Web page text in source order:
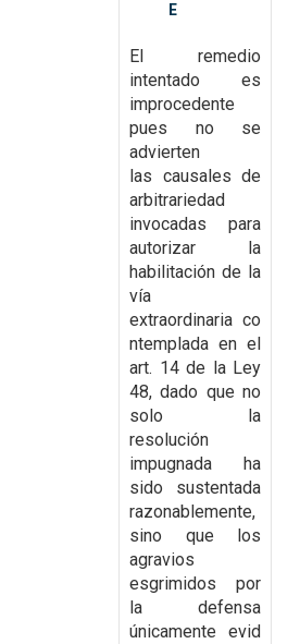
E
El remedio
intentado es
improcedente
pues no se
advierten
las causales de
arbitrariedad
invocadas para
autorizar la
habilitación de la
vía
extraordinaria co
ntemplada en el
art. 14 de la Ley
48, dado que no
solo la
resolución
impugnada ha
sido sustentada
razonablemente,
sino que los
agravios
esgrimidos por
la defensa
únicamente evid